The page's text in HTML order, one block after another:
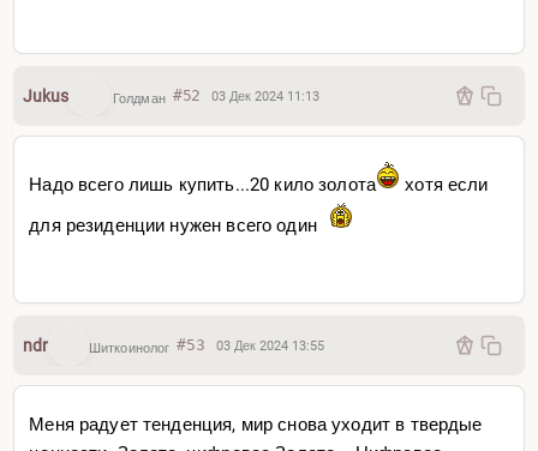
Jukus Голдман #52 03 Дек 2024 11:13
Надо всего лишь купить...20 кило золота
хотя если
для резиденции нужен всего один
ndr Шиткоинолог #53 03 Дек 2024 13:55
Меня радует тенденция, мир снова уходит в твердые